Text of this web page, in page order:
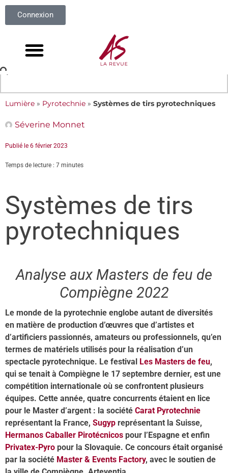
Connexion
Lumière » Pyrotechnie » Systèmes de tirs pyrotechniques
Séverine Monnet
Publié le 6 février 2023
Temps de lecture : 7 minutes
Systèmes de tirs
pyrotechniques
Analyse aux Masters de feu de
Compiègne 2022
Le monde de la pyrotechnie englobe autant de diversités
en matière de production d’œuvres que d’artistes et
d’artificiers passionnés, amateurs ou professionnels, qu’en
termes de matériels utilisés pour la réalisation d’un
spectacle pyrotechnique. Le festival Les Masters de feu,
qui se tenait à Compiègne le 17 septembre dernier, est une
compétition internationale où se confrontent plusieurs
équipes. Cette année, quatre concurrents étaient en lice
pour le Master d’argent : la société Carat Pyrotechnie
représentant la France, Sugyp représentant la Suisse,
Hermanos Caballer Pirotécnicos pour l’Espagne et enfin
Privatex-Pyro pour la Slovaquie. Ce concours était organisé
par la société Master & Events Factory, avec le soutien de